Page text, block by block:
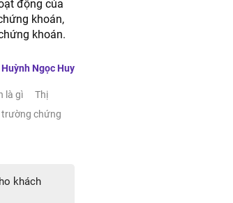
động của
khoán,
khoán.
Huỳnh Ngọc Huy
là gì
Thị
chứng
khách